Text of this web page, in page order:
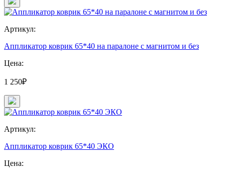
Артикул:
Аппликатор коврик 65*40 на паралоне с магнитом и без
Цена:
1 250₽
Артикул:
Аппликатор коврик 65*40 ЭКО
Цена: